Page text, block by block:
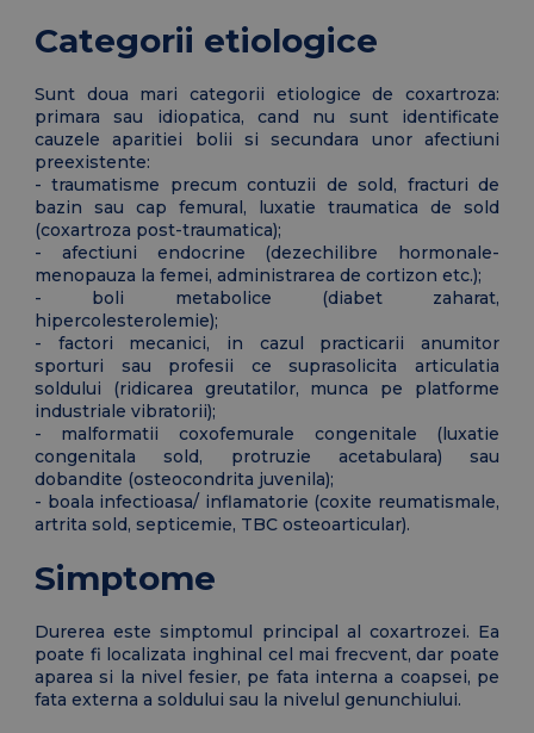
Categorii etiologice
Sunt doua mari categorii etiologice de coxartroza:
primara sau idiopatica, cand nu sunt identificate
cauzele aparitiei bolii si secundara unor afectiuni
preexistente:
- traumatisme precum contuzii de sold, fracturi de
bazin sau cap femural, luxatie traumatica de sold
(coxartroza post-traumatica);
- afectiuni endocrine (dezechilibre hormonale-
menopauza la femei, administrarea de cortizon etc.);
- boli metabolice (diabet zaharat,
hipercolesterolemie);
- factori mecanici, in cazul practicarii anumitor
sporturi sau profesii ce suprasolicita articulatia
soldului (ridicarea greutatilor, munca pe platforme
industriale vibratorii);
- malformatii coxofemurale congenitale (luxatie
congenitala sold, protruzie acetabulara) sau
dobandite (osteocondrita juvenila);
- boala infectioasa/ inflamatorie (coxite reumatismale,
artrita sold, septicemie, TBC osteoarticular).
Simptome
Durerea este simptomul principal al coxartrozei. Ea
poate fi localizata inghinal cel mai frecvent, dar poate
aparea si la nivel fesier, pe fata interna a coapsei, pe
fata externa a soldului sau la nivelul genunchiului.